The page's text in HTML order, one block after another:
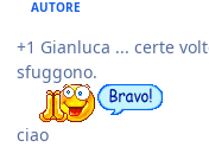
AUTORE
+1 Gianluca ... certe
sfuggono.
ciao